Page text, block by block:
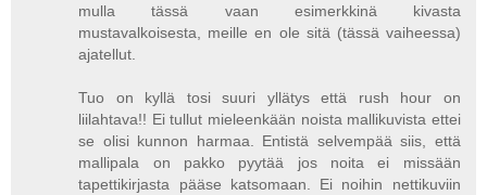
mulla tässä vaan esimerkkinä kivasta
mustavalkoisesta, meille en ole sitä (tässä vaiheessa)
ajatellut.
Tuo on kyllä tosi suuri yllätys että rush hour on
liilahtava!! Ei tullut mieleenkään noista mallikuvista ettei
se olisi kunnon harmaa. Entistä selvempää siis, että
mallipala on pakko pyytää jos noita ei missään
tapettikirjasta pääse katsomaan. Ei noihin nettikuviin